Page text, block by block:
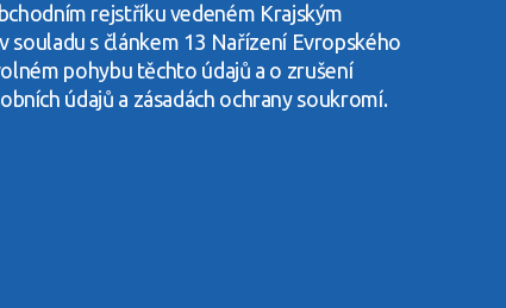
rejstříku vedeném Krajským
souladu s článkem 13 Nařízení Evropského
pohybu těchto údajů a o zrušení
údajů a zásadách ochrany soukromí.